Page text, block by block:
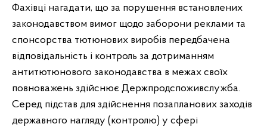
Фахівці нагадати, що за порушення встановлених
законодавством вимог щодо заборони реклами та
спонсорства тютюнових виробів передбачена
відповідальність і контроль за дотриманням
антитютюнового законодавства в межах своїх
повноважень здійснює Держпродспоживслужба.
Серед підстав для здійснення позапланових заходів
державного нагляду (контролю) у сфері